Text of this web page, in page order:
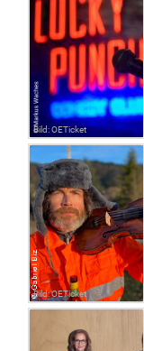
Bild: OETicket
Bild: OETicket